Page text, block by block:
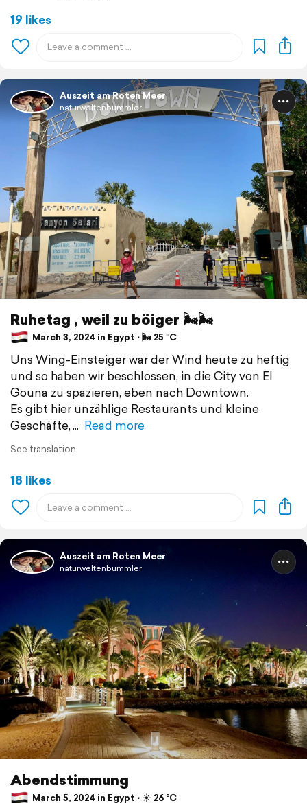
19 likes
Auszeit am Roten Meer
naturweltenbummler
Ruhetag , weil zu böiger 🌬️🌬️
March 3, 2024 in Egypt ⋅ 🌬 25 °C
Uns Wing-Einsteiger war der Wind heute zu heftig
und so haben wir beschlossen, in die City von El
Gouna zu spazieren, eben nach Downtown.
Es gibt hier unzählige Restaurants und kleine
Geschäfte,
Read more
See translation
18 likes
Auszeit am Roten Meer
naturweltenbummler
Abendstimmung
March 5, 2024 in Egypt ⋅ ☀️ 26 °C